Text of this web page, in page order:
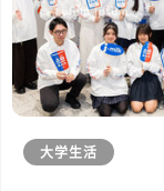
大学生活